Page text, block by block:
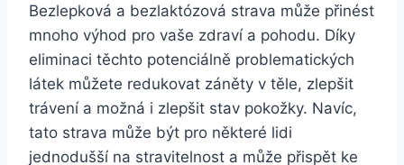
Bezlepková a bezlaktózová strava může přinést
mnoho výhod pro vaše zdraví a pohodu. Díky
eliminaci těchto potenciálně problematických
látek můžete redukovat záněty v těle, zlepšit
trávení a možná i zlepšit stav pokožky. Navíc,
tato strava může být pro některé lidi
jednodušší na stravitelnost a může přispět ke